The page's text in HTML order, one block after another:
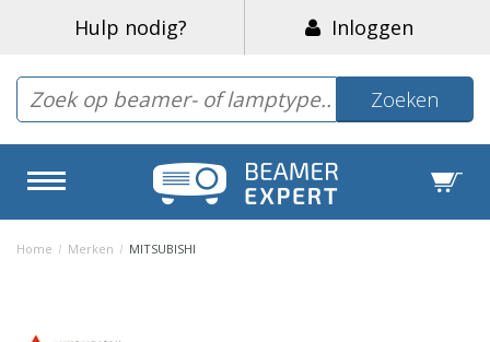
Hulp nodig? Inloggen
Zoeken
Home / Merken / MITSUBISHI